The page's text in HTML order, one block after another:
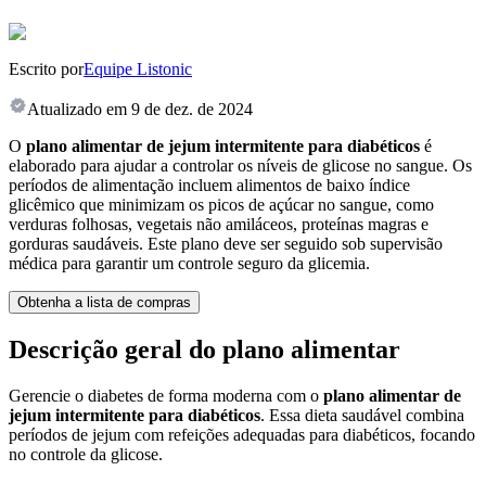
Escrito porEquipe Listonic
Atualizado em 9 de dez. de 2024
O plano alimentar de jejum intermitente para diabéticos é
elaborado para ajudar a controlar os níveis de glicose no sangue. Os
períodos de alimentação incluem alimentos de baixo índice
glicêmico que minimizam os picos de açúcar no sangue, como
verduras folhosas, vegetais não amiláceos, proteínas magras e
gorduras saudáveis. Este plano deve ser seguido sob supervisão
médica para garantir um controle seguro da glicemia.
Obtenha a lista de compras
Descrição geral do plano alimentar
Gerencie o diabetes de forma moderna com o plano alimentar de
jejum intermitente para diabéticos. Essa dieta saudável combina
períodos de jejum com refeições adequadas para diabéticos, focando
no controle da glicose.